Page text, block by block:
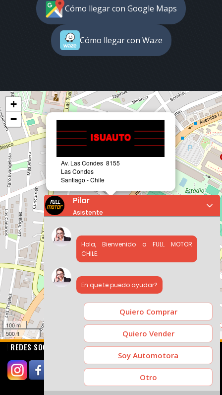
Cómo llegar con Google Maps
Cómo llegar con Waze
Av. Las Condes 8155
Las Condes
Santiago - Chile
+
−
100 m
500 ft
Leaflet
REDES SOCIALES
SI PUBLICAS EN CHILEAUTOS PRUEBA TAMBIÉN CON NOSOTROS.
Pilar
Asistente
Hola, Bienvenido a FULL MOTOR
CHILE.
En que te puedo ayudar?
Quiero Comprar
Quiero Vender
Soy Automotora
Otro